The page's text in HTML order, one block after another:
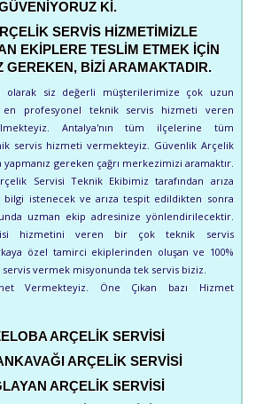
KI.
SERVIS HIZMETIMIZLE
EKIPLERE TESLIM ETMEK IÇIN
GEREKEN, BIZI ARAMAKTADIR.
olarak siz değerli müşterilerimize çok uzun
profesyonel teknik servis hizmeti veren
Antalya'nın tüm ilçelerine tüm
servis hizmeti vermekteyiz. Güvenlik Arçelik
yapmanız gereken çağrı merkezimizi aramaktır.
Servisi Teknik Ekibimiz tarafından arıza
bilgi istenecek ve arıza tespit edildikten sonra
uzman ekip adresinize yönlendirilecektir.
hizmetini veren bir çok teknik servis
özel tamirci ekiplerinden oluşan ve 100%
vermek misyonunda tek servis biziz.
Vermekteyiz. Öne Çıkan bazı Hizmet
ARÇELIK SERVISI
ARÇELIK SERVISI
ARÇELIK SERVISI